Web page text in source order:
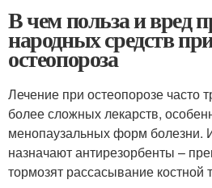
В чем польза и вред
народных средств
остеопороза
Лечение при остеопорозе часто
более сложных лекарств,
менопаузальных форм болезни.
назначают антирезорбенты –
тормозят рассасывание костной